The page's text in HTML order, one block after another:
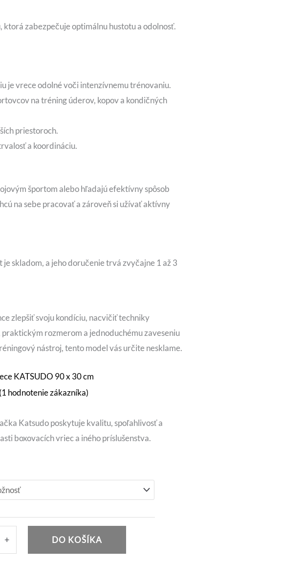
zabezpečuje optimálnu hustotu a odolnosť.
je vrece odolné voči intenzívnemu trénovaniu.
na tréning úderov, kopov a kondičných
priestoroch.
a koordináciu.
športom alebo hľadajú efektívny spôsob
na sebe pracovať a zároveň si užívať aktívny
skladom, a jeho doručenie trvá zvyčajne 1 až 3
zlepšiť svoju kondíciu, nacvičiť techniky
rozmerom a jednoduchému zaveseniu
nástroj, tento model vás určite nesklame.
KATSUDO 90 x 30 cm
(1 hodnotenie zákazníka)
Katsudo poskytuje kvalitu, spoľahlivosť a
boxovacích vriec a iného príslušenstva.
+ DO KOŠÍKA